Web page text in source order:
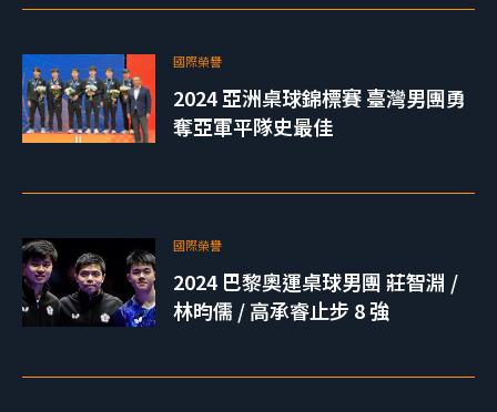
國際榮譽
2024 亞洲桌球錦標賽 臺灣男團勇
奪亞軍平隊史最佳
國際榮譽
2024 巴黎奧運桌球男團 莊智淵 /
林昀儒 / 高承睿止步 8 強